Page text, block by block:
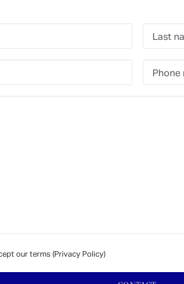
our terms (Privacy Policy)